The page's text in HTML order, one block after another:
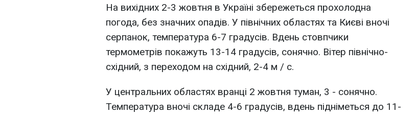
На вихідних 2-3 жовтня в Україні збережеться прохолодна
погода, без значних опадів. У північних областях та Києві вночі
серпанок, температура 6-7 градусів. Вдень стовпчики
термометрів покажуть 13-14 градусів, сонячно. Вітер північно-
східний, з переходом на східний, 2-4 м / с.
У центральних областях вранці 2 жовтня туман, 3 - сонячно.
Температура вночі складе 4-6 градусів, вдень підніметься до 11-